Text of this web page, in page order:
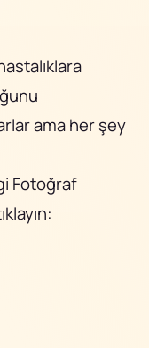
ama her şey
Fotoğraf